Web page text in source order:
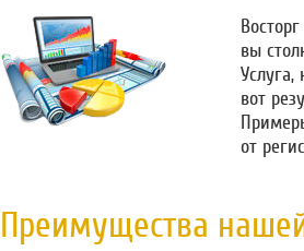
вы
вот
от
Преимущества